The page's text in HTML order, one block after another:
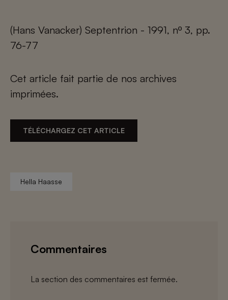
(Hans Vanacker) Septentrion - 1991, nº 3, pp.
76-77
Cet article fait partie de nos archives
imprimées.
TÉLÉCHARGEZ CET ARTICLE
Hella Haasse
Commentaires
La section des commentaires est fermée.